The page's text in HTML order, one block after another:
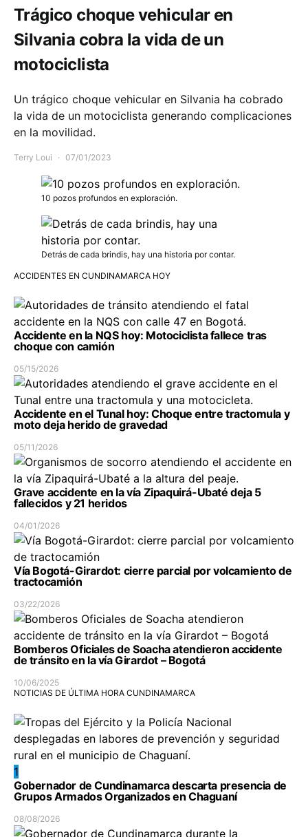
Trágico choque vehicular en
Silvania cobra la vida de un
motociclista
Un trágico choque vehicular en Silvania ha cobrado
la vida de un motociclista generando complicaciones
en la movilidad.
Terry Loui 07/01/2023
10 pozos profundos en exploración.
Detrás de cada brindis, hay una historia por contar.
ACCIDENTES EN CUNDINAMARCA HOY
Accidente en la NQS hoy: Motociclista fallece tras
choque con camión
05/15/2026
Accidente en el Tunal hoy: Choque entre tractomula y
moto deja herido de gravedad
05/11/2026
Grave accidente en la vía Zipaquirá-Ubaté deja 5
fallecidos y 21 heridos
04/01/2026
Vía Bogotá-Girardot: cierre parcial por volcamiento de
tractocamión
03/22/2026
Bomberos Oficiales de Soacha atendieron accidente
de tránsito en la vía Girardot – Bogotá
10/06/2025
NOTICIAS DE ÚLTIMA HORA CUNDINAMARCA
1
Gobernador de Cundinamarca descarta presencia de
Grupos Armados Organizados en Chaguaní
08/08/2026